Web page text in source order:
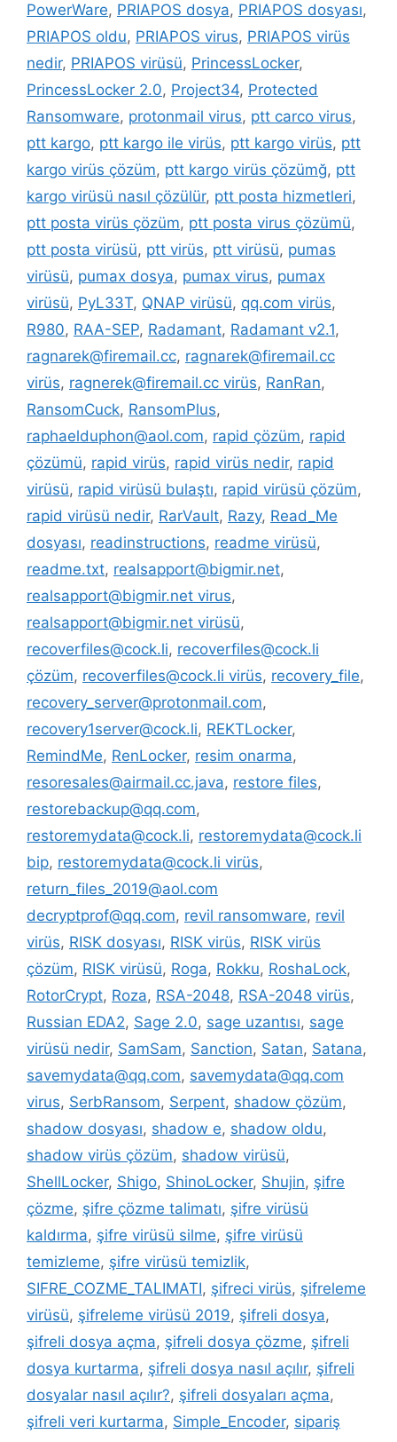
PowerWare, PRIAPOS dosya, PRIAPOS dosyası,
PRIAPOS oldu, PRIAPOS virus, PRIAPOS virüs
nedir, PRIAPOS virüsü, PrincessLocker,
PrincessLocker 2.0, Project34, Protected
Ransomware, protonmail virus, ptt carco virus,
ptt kargo, ptt kargo ile virüs, ptt kargo virüs, ptt
kargo virüs çözüm, ptt kargo virüs çözümğ, ptt
kargo virüsü nasıl çözülür, ptt posta hizmetleri,
ptt posta virüs çözüm, ptt posta virus çözümü,
ptt posta virüsü, ptt virüs, ptt virüsü, pumas
virüsü, pumax dosya, pumax virus, pumax
virüsü, PyL33T, QNAP virüsü, qq.com virüs,
R980, RAA-SEP, Radamant, Radamant v2.1,
ragnarek@firemail.cc, ragnarek@firemail.cc
virüs, ragnerek@firemail.cc virüs, RanRan,
RansomCuck, RansomPlus,
raphaelduphon@aol.com, rapid çözüm, rapid
çözümü, rapid virüs, rapid virüs nedir, rapid
virüsü, rapid virüsü bulaştı, rapid virüsü çözüm,
rapid virüsü nedir, RarVault, Razy, Read_Me
dosyası, readinstructions, readme virüsü,
readme.txt, realsapport@bigmir.net,
realsapport@bigmir.net virus,
realsapport@bigmir.net virüsü,
recoverfiles@cock.li, recoverfiles@cock.li
çözüm, recoverfiles@cock.li virüs, recovery_file,
recovery_server@protonmail.com,
recovery1server@cock.li, REKTLocker,
RemindMe, RenLocker, resim onarma,
resoresales@airmail.cc.java, restore files,
restorebackup@qq.com,
restoremydata@cock.li, restoremydata@cock.li
bip, restoremydata@cock.li virüs,
return_files_2019@aol.com
decryptprof@qq.com, revil ransomware, revil
virüs, RISK dosyası, RISK virüs, RISK virüs
çözüm, RISK virüsü, Roga, Rokku, RoshaLock,
RotorCrypt, Roza, RSA-2048, RSA-2048 virüs,
Russian EDA2, Sage 2.0, sage uzantısı, sage
virüsü nedir, SamSam, Sanction, Satan, Satana,
savemydata@qq.com, savemydata@qq.com
virus, SerbRansom, Serpent, shadow çözüm,
shadow dosyası, shadow e, shadow oldu,
shadow virüs çözüm, shadow virüsü,
ShellLocker, Shigo, ShinoLocker, Shujin, şifre
çözme, şifre çözme talimatı, şifre virüsü
kaldırma, şifre virüsü silme, şifre virüsü
temizleme, şifre virüsü temizlik,
SIFRE_COZME_TALIMATI, şifreci virüs, şifreleme
virüsü, şifreleme virüsü 2019, şifreli dosya,
şifreli dosya açma, şifreli dosya çözme, şifreli
dosya kurtarma, şifreli dosya nasıl açılır, şifreli
dosyalar nasıl açılır?, şifreli dosyaları açma,
şifreli veri kurtarma, Simple_Encoder, sipariş